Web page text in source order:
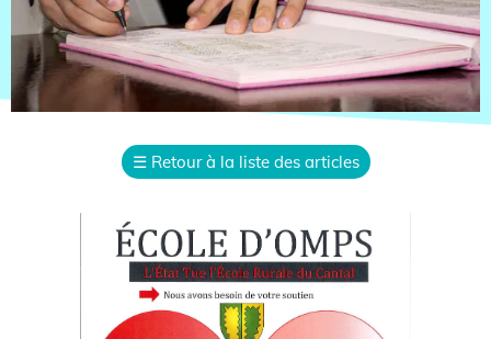
☰ Retour à la liste des articles